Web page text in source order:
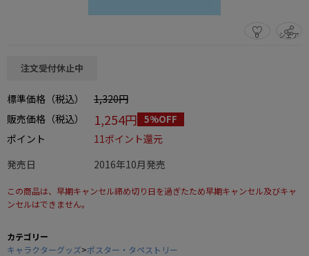
0 シェア
この商品をシェアする
注文受付休止中
標準価格（税込）
1,320円
販売価格（税込）
1,254円 5%OFF
ポイント
11ポイント還元
発売日
2016年10月発売
この商品は、早期キャンセル締め切り日を過ぎたため早期キャンセル及びキャ
ンセルはできません。
カテゴリー
キャラクターグッズ>ポスター・タペストリー